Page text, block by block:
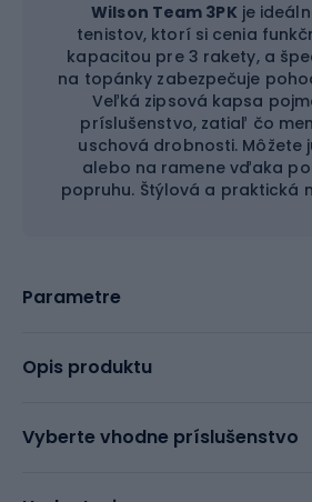
Wilson Team 3PK je
tenistov, ktorí si cenia
kapacitou pre 3 rakety, a
na topánky zabezpečuje
Veľká zipsová kapsa
príslušenstvo, zatiaľ čo
uschová drobnosti. Môžete
alebo na ramene vďaka
popruhu. Štýlová a praktická
Parametre
Opis produktu
Vyberte vhodne príslušenstvo